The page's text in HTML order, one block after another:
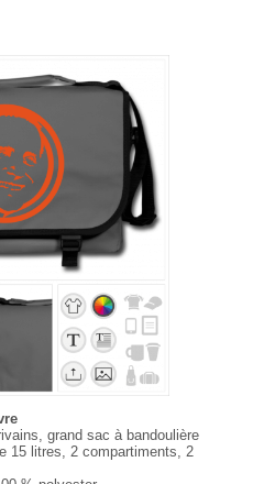
grand sac à bandoulière
15 litres, 2 compartiments, 2